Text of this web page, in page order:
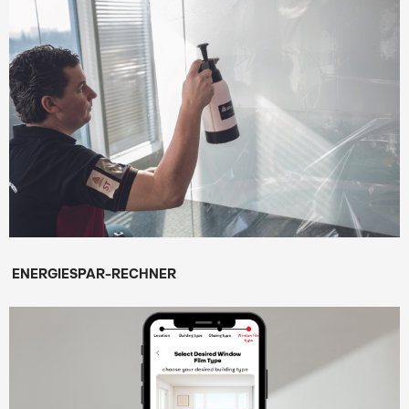
ENERGIESPAR-RECHNER